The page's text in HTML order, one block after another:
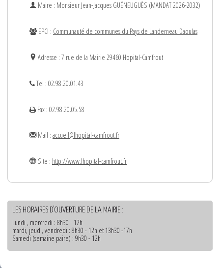
Maire : Monsieur Jean-Jacques GUÉNEUGUÈS (MANDAT 2026-2032)
EPCI : Communauté de communes du Pays de Landerneau Daoulas
Adresse : 7 rue de la Mairie 29460 Hopital-Camfrout
Tel : 02.98.20.01.43
Fax : 02.98.20.05.58
Mail : accueil@lhopital-camfrout.fr
Site : http://www.lhopital-camfrout.fr
LES HORAIRES D'OUVERTURE DE LA MAIRIE :
Lundi , mercredi : 8h30 - 12h
mardi, jeudi, vendredi : 8h30 - 12h et 13h30 -17h
Samedi (semaine paire) : 9h30 - 12h